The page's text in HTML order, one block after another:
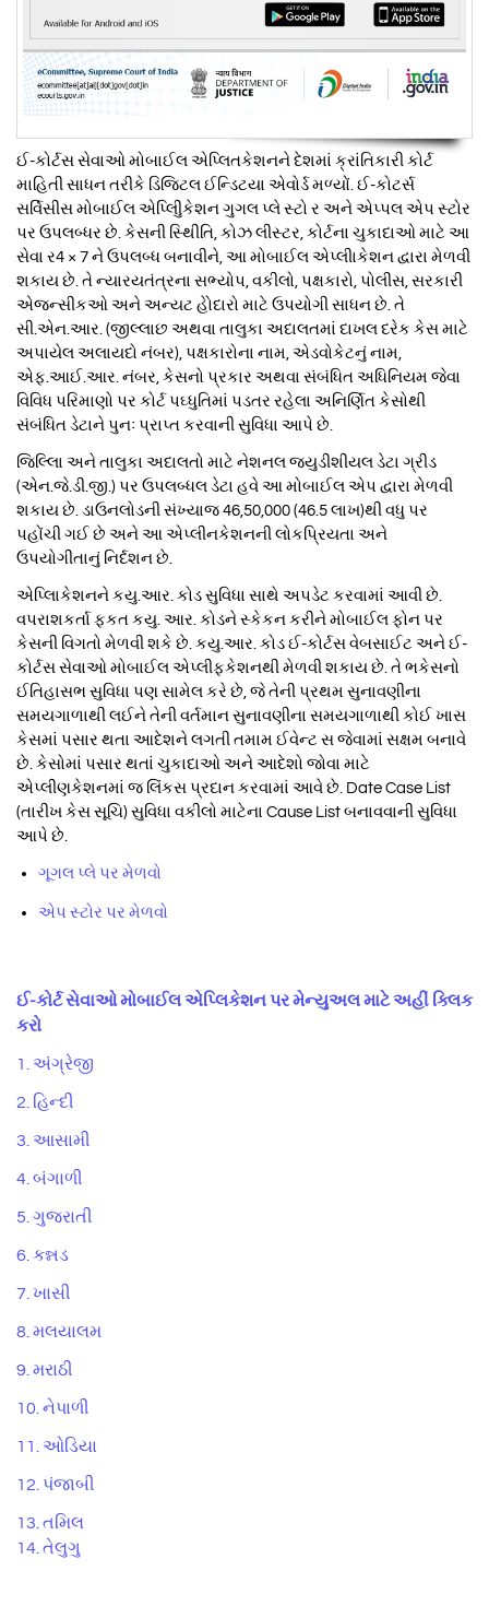
ઈ-કોર્ટસ સેવાઓ મોબાઈલ એપ્લિતકેશનને દેશમાં ક્રાંતિકારી કોર્ટ
માહિતી સાધન તરીકે ડિજિટલ ઈન્ડિટયા એવોર્ડ મળ્યોં. ઈ-કોટર્સ
સર્વિસીસ મોબાઈલ એપ્લિીુકેશન ગુગલ પ્લે સ્ટો ર અને એપ્‍પલ એપ સ્ટો‍ર
પર ઉપલબ્ધર છે. કેસની સ્થિીતિ, કોઝ લીસ્ટર, કોર્ટના ચુકાદાઓ માટે આ
સેવા ર4 × 7 ને ઉપલબ્ધ‍ બનાવીને, આ મોબાઈલ એપ્લીાકેશન દ્વારા મેળવી
શકાય છે. તે ન્યારયતંત્રના સભ્યોપ, વકીલો, પક્ષકારો, પોલીસ, સરકારી
એજન્સીકઓ અને અન્યટ હોેદારો માટે ઉપયોગી સાધન છે. તે
સી.એન.આર. (જીલ્લાછ અથવા તાલુકા અદાલતમાં દાખલ દરેક કેસ માટે
અપાયેલ અલાયદો નંબર), પક્ષકારોના નામ, એડવોકેટનું નામ,
એફ.આઈ.આર. નંબર, કેસનો પ્રકાર અથવા સંબંધિત અધિનિયમ જેવા
વિવિધ પરિમાણો પર કોર્ટ પઘ્ધુતિમાં પડતર રહેલા અનિર્ણિત કેસોથી
સંબંધિત ડેટાને પુનઃ પ્રાપ્ત કરવાની સુવિધા આપે છે.
જિલ્લાિ અને તાલુકા અદાલતો માટે નેશનલ જયુડીશીયલ ડેટા ગ્રીડ
(એન.જે.ડી.જી.) પર ઉપલબ્ધલ ડેટા હવે આ મોબાઈલ એપ દ્વારા મેળવી
શકાય છે. ડાઉનલોડની સંખ્યાજ 46,50,000 (46.5 લાખ)થી વધુ પર
પહોંચી ગઈ છે અને આ એપ્લીનકેશનની લોકપ્રિયતા અને
ઉપયોગીતાનું નિર્દશન છે.
એપ્લિાકેશનને કયુ.આર. કોડ સુવિધા સાથે અપડેટ કરવામાં આવી છે.
વપરાશકર્તા ફકત કયુ. આર. કોડને સ્કેકન કરીને મોબાઈલ ફોન પર
કેસની વિગતો મેળવી શકે છે. કયુ.આર. કોડ ઈ-કોર્ટસ વેબસાઈટ અને ઈ-
કોર્ટસ સેવાઓ મોબાઈલ એપ્લીફકેશનથી મેળવી શકાય છે. તે ભકેસનો
ઈતિહાસભ સુવિધા પણ સામેલ કરે છે, જે તેની પ્રથમ સુનાવણીના
સમયગાળાથી લઈને તેની વર્તમાન સુનાવણીના સમયગાળાથી કોઈ ખાસ
કેસમાં પસાર થતા આદેશને લગતી તમામ ઈવેન્ટ સ જેવામાં સક્ષમ બનાવે
છે. કેસોમાં પસાર થતાં ચુકાદાઓ અને આદેશો જોવા માટે
એપ્લીણકેશનમાં જ લિંકસ પ્રદાન કરવામાં આવે છે. Date Case List
(તારીખ કેસ સૂચિ) સુવિધા વકીલો માટેના Cause List બનાવવાની સુવિધા
આપે છે.
ગૂગલ પ્લે પર મેળવો
એપ સ્ટોર પર મેળવો
ઈ-કોર્ટ સેવાઓ મોબાઈલ એપ્લિકેશન પર મેન્યુઅલ માટે અહીં ક્લિક
કરો
1. અંગ્રેજી
2. હિન્દી
3. આસામી
4. બંગાળી
5. ગુજરાતી
6. કન્નડ
7. ખાસી
8. મલયાલમ
9. મરાઠી
10. નેપાળી
11. ઓડિયા
12. પંજાબી
13. તમિલ
14. તેલુગુ